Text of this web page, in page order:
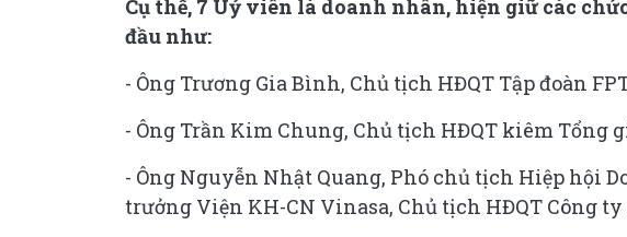
Cụ thể, 7 Uỷ viên là doanh nhân, hiện giữ các
đầu như:
- Ông Trương Gia Bình, Chủ tịch HĐQT Tập đoàn
- Ông Trần Kim Chung, Chủ tịch HĐQT kiêm Tổng
- Ông Nguyễn Nhật Quang, Phó chủ tịch Hiệp hội
trưởng Viện KH-CN Vinasa, Chủ tịch HĐQT Công